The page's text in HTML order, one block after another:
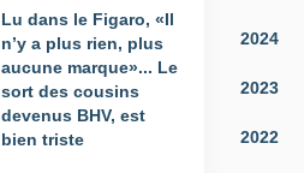
Lu dans le Figaro, «Il
n’y a plus rien, plus
aucune marque»... Le
sort des cousins
devenus BHV, est
bien triste
2024
2023
2022